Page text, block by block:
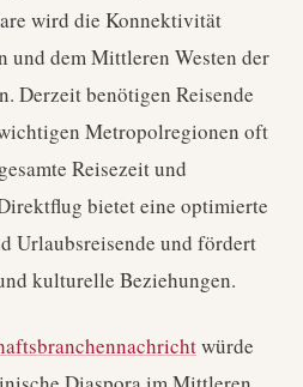
wird die Konnektivität
und dem Mittleren Westen der
Derzeit benötigen Reisende
Metropolregionen oft
Reisezeit und
bietet eine optimierte
Urlaubsreisende und fördert
kulturelle Beziehungen.
würde